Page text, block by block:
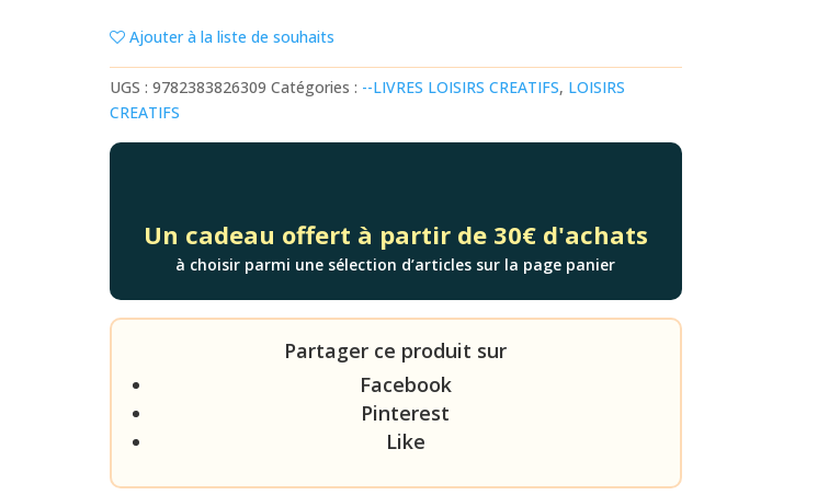
ULTRA
SIMPLES
À
DESSINER
EN
ANIMAUX
&
NATURE
Ajouter à la liste de souhaits
UGS :9782383826309 Catégories : --LIVRES LOISIRS CREATIFS, LOISIRS
CREATIFS
Un cadeau offert à partir de 30€ d'achats
à choisir parmi une sélection d’articles sur la page panier
Partager ce produit sur
Facebook
Pinterest
Like